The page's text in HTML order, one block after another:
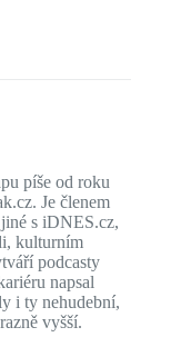
píše od roku
Je členem
s iDNES.cz,
kulturním
podcasty
napsal
i ty nehudební,
vyšší.